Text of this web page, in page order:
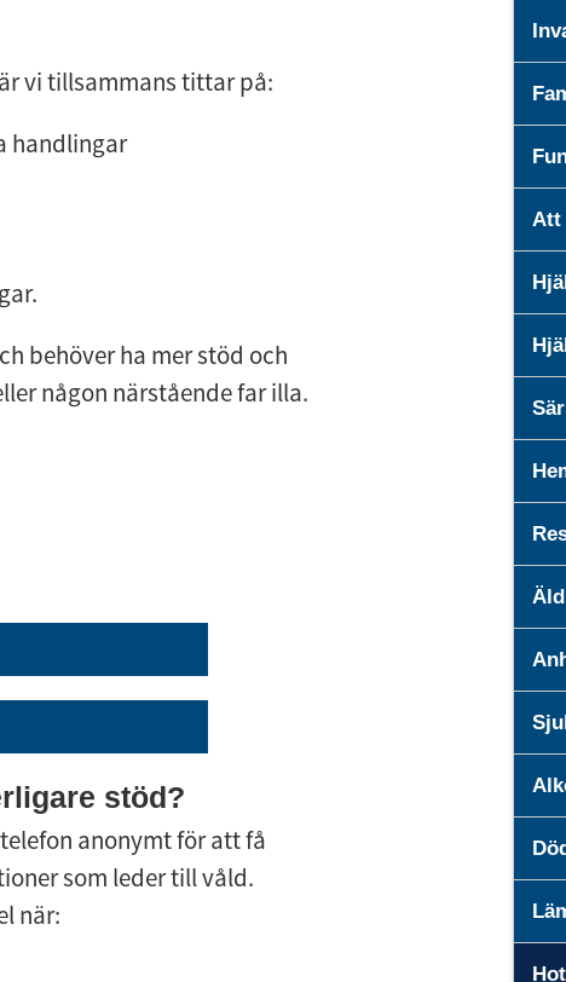
vi tillsammans tittar på:
handlingar
behöver ha mer stöd och
någon närstående far illa.
stöd?
anonymt för att få
som leder till våld.
när:
Att